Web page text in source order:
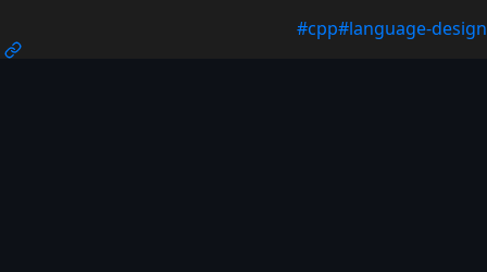
#cpp#language-design